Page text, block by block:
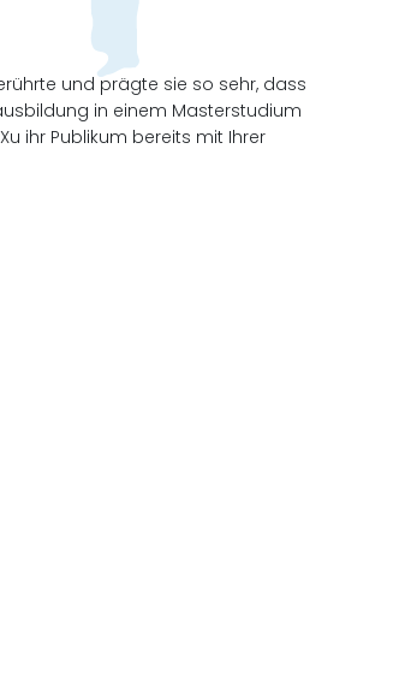
und prägte sie so sehr, dass
in einem Masterstudium
ihr Publikum bereits mit Ihrer